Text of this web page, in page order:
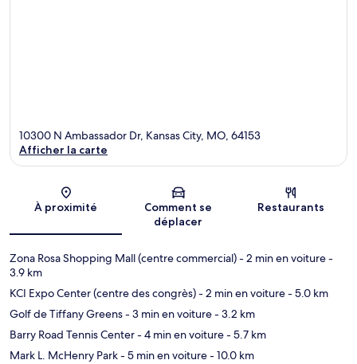
Carte
10300 N Ambassador Dr, Kansas City, MO, 64153
Afficher la carte
À proximité
Comment se
déplacer
Restaurants
Zona Rosa Shopping Mall (centre commercial)- 2 min en voiture-
3.9 km
KCI Expo Center (centre des congrès)- 2 min en voiture- 5.0 km
Golf de Tiffany Greens- 3 min en voiture- 3.2 km
Barry Road Tennis Center- 4 min en voiture- 5.7 km
Mark L. McHenry Park- 5 min en voiture- 10.0 km